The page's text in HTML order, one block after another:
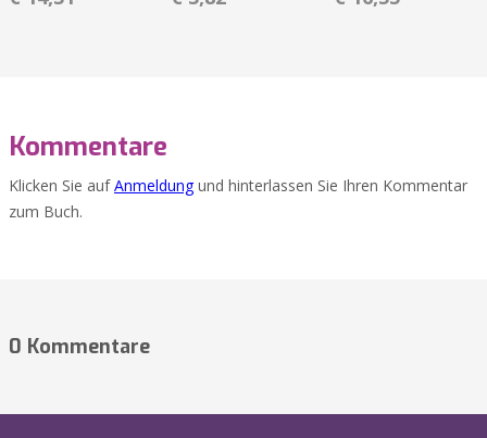
Kommentare
Klicken Sie aufAnmeldungund hinterlassen Sie Ihren Kommentar
zum Buch.
0 Kommentare